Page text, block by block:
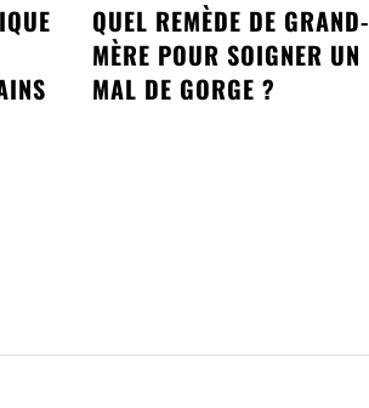
QUEL REMÈDE DE GRAND-
MÈRE POUR SOIGNER UN
MAL DE GORGE ?